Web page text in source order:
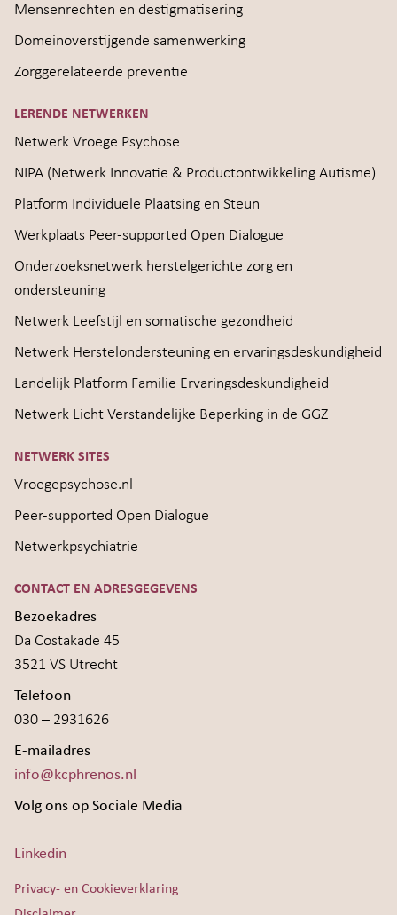
Mensenrechten en destigmatisering
Domeinoverstijgende samenwerking
Zorggerelateerde preventie
LERENDE NETWERKEN
Netwerk Vroege Psychose
NIPA (Netwerk Innovatie & Productontwikkeling Autisme)
Platform Individuele Plaatsing en Steun
Werkplaats Peer-supported Open Dialogue
Onderzoeksnetwerk herstelgerichte zorg en
ondersteuning
Netwerk Leefstijl en somatische gezondheid
Netwerk Herstelondersteuning en ervaringsdeskundigheid
Landelijk Platform Familie Ervaringsdeskundigheid
Netwerk Licht Verstandelijke Beperking in de GGZ
NETWERK SITES
Vroegepsychose.nl
Peer-supported Open Dialogue
Netwerkpsychiatrie
CONTACT EN ADRESGEGEVENS
Bezoekadres
Da Costakade 45
3521 VS Utrecht
Telefoon
030 – 2931626
E-mailadres
info@kcphrenos.nl
Volg ons op Sociale Media
Linkedin
Privacy- en Cookieverklaring